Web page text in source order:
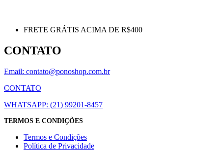
FRETE GRÁTIS ACIMA DE R$400
CONTATO
Email: contato@ponoshop.com.br
CONTATO
WHATSAPP: (21) 99201-8457
TERMOS E CONDIÇÕES
Termos e Condições
Política de Privacidade